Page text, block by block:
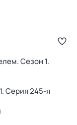
. Сезон 1.
. Серия 245-я